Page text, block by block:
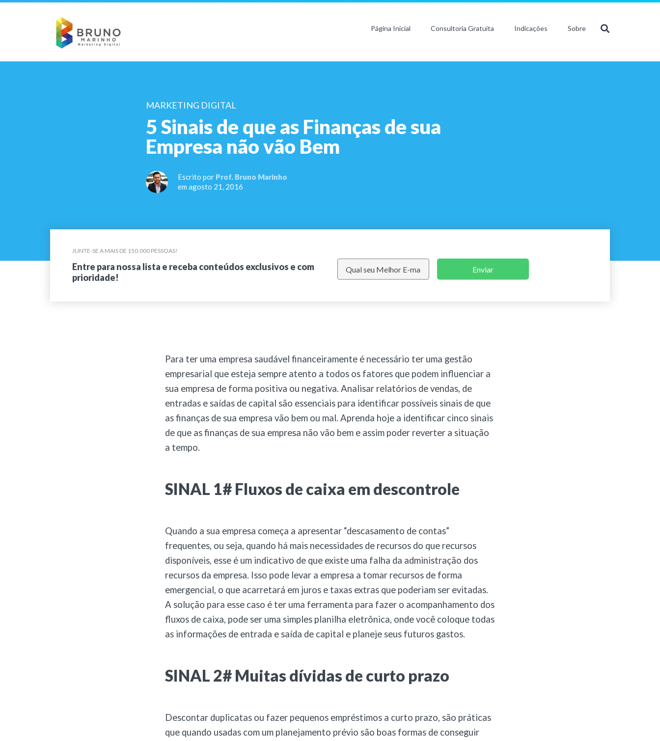
Página Inicial Consultoria Gratuita Indicações Sobre
MARKETING DIGITAL
5 Sinais de que as Finanças de sua
Empresa não vão Bem
Escrito por Prof. Bruno Marinho
em agosto 21, 2016
JUNTE-SE A MAIS DE 150.000 PESSOAS!
Entre para nossa lista e receba conteúdos exclusivos e com
prioridade!
Enviar
Para ter uma empresa saudável financeiramente é necessário ter uma gestão
empresarial que esteja sempre atento a todos os fatores que podem influenciar a
sua empresa de forma positiva ou negativa. Analisar relatórios de vendas, de
entradas e saídas de capital são essenciais para identificar possíveis sinais de que
as finanças de sua empresa vão bem ou mal. Aprenda hoje a identificar cinco sinais
de que as finanças de sua empresa não vão bem e assim poder reverter a situação
a tempo.
SINAL 1# Fluxos de caixa em descontrole
Quando a sua empresa começa a apresentar “descasamento de contas”
frequentes, ou seja, quando há mais necessidades de recursos do que recursos
disponíveis, esse é um indicativo de que existe uma falha da administração dos
recursos da empresa. Isso pode levar a empresa a tomar recursos de forma
emergencial, o que acarretará em juros e taxas extras que poderiam ser evitadas.
A solução para esse caso é ter uma ferramenta para fazer o acompanhamento dos
fluxos de caixa, pode ser uma simples planilha eletrônica, onde você coloque todas
as informações de entrada e saída de capital e planeje seus futuros gastos.
SINAL 2# Muitas dívidas de curto prazo
Descontar duplicatas ou fazer pequenos empréstimos a curto prazo, são práticas
que quando usadas com um planejamento prévio são boas formas de conseguir